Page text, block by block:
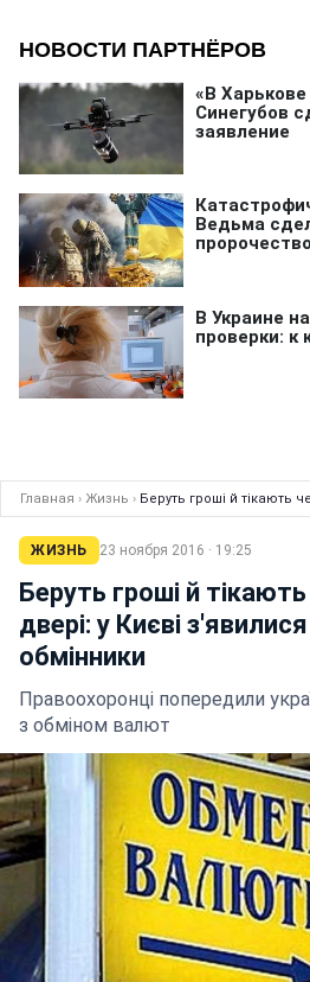
Главная › Жизнь › Беруть гроші й тікають
ЖИЗНЬ 23 ноября 2016 · 19:25
Беруть гроші й
двері: у Києві
обмінники
Правоохоронці попередили
з обміном валют